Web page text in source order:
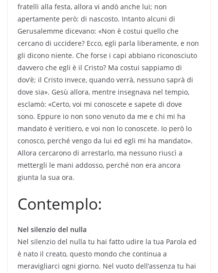
fratelli alla festa, allora vi andò anche lui; non
apertamente però: di nascosto. Intanto alcuni di
Gerusalemme dicevano: «Non è costui quello che
cercano di uccidere? Ecco, egli parla liberamente, e non
gli dicono niente. Che forse i capi abbiano riconosciuto
davvero che egli è il Cristo? Ma costui sappiamo di
dov’è; il Cristo invece, quando verrà, nessuno saprà di
dove sia». Gesù allora, mentre insegnava nel tempio,
esclamò: «Certo, voi mi conoscete e sapete di dove
sono. Eppure io non sono venuto da me e chi mi ha
mandato è veritiero, e voi non lo conoscete. Io però lo
conosco, perché vengo da lui ed egli mi ha mandato».
Allora cercarono di arrestarlo, ma nessuno riuscì a
mettergli le mani addosso, perché non era ancora
giunta la sua ora.
Contemplo:
Nel silenzio del nulla
Nel silenzio del nulla tu hai fatto udire la tua Parola ed
è nato il creato, questo mondo che continua a
meravigliarci ogni giorno. Nel vuoto dell’assenza tu hai